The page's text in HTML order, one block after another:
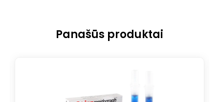
Panašūs produktai